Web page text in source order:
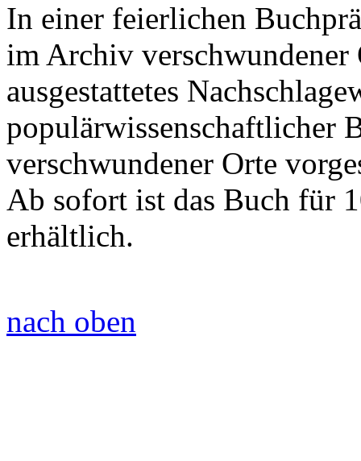
In einer feierlichen
im Archiv
ausgestattetes
populärwissenschaftlicher
verschwundener Orte
Ab sofort ist das Buch für
erhältlich.
nach oben